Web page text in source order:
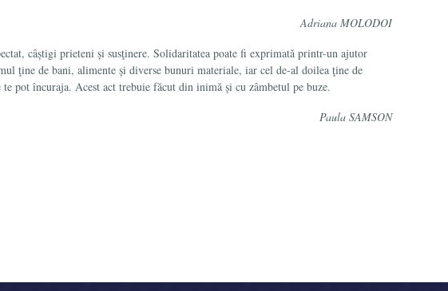
Adriana MOLODOI
câștigi prieteni și sus­ţinere. Solidaritatea poate fi exprimată printr-un ajutor
ţine de bani, alimente și di­verse bunuri materiale, iar cel de-al doilea ţine de
pot încuraja. Acest act trebuie făcut din inimă și cu zâmbetul pe buze.
Paula SAMSON